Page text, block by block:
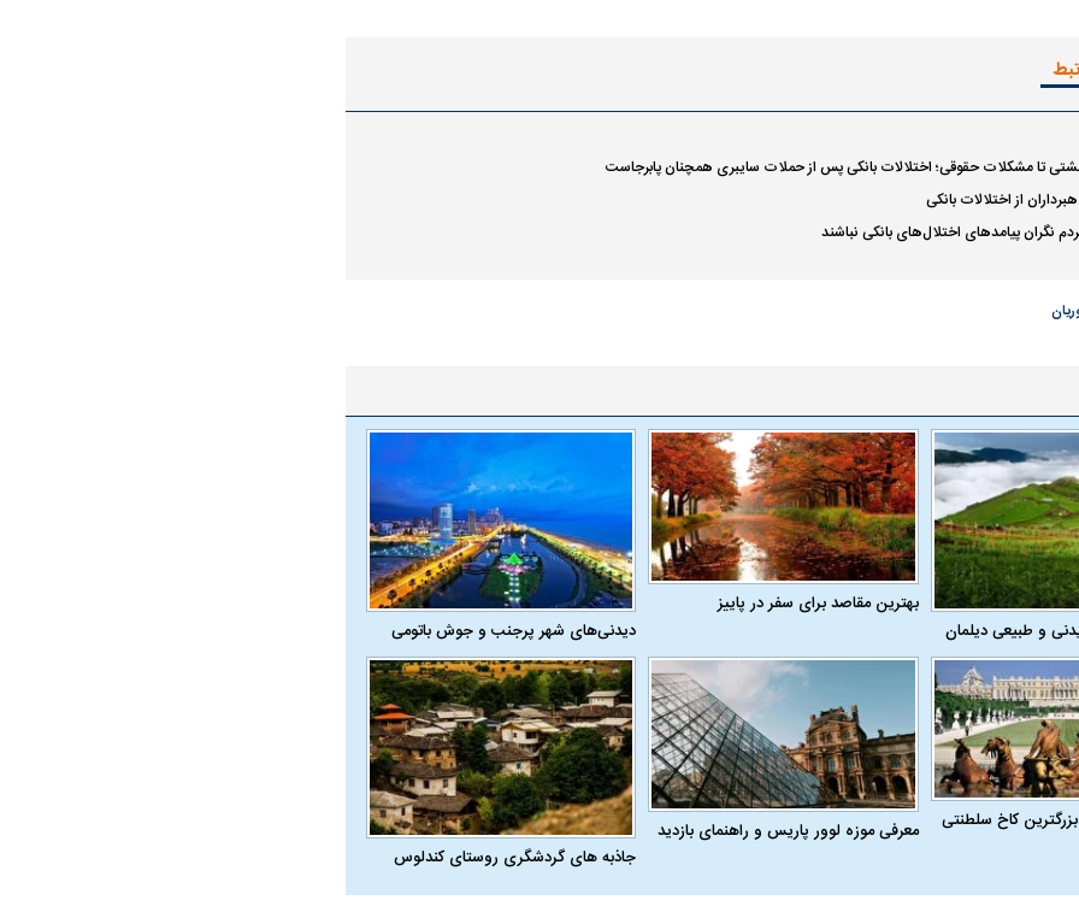
تا مشکلات حقوقی؛ اختلالات بانکی پس از حملات سایبری همچنان پابرجاست
از اختلالات بانکی
نگران پیامد‌های اختلال‌های بانکی نباشند
و طبیعی دیلمان
بهترین مقاصد برای سفر در پاییز
دیدنی‌های شهر پرجنب و جوش باتومی
کاخ سلطنتی
معرفی موزه لوور پاریس و راهنمای بازدید
جاذبه های گردشگری روستای کندلوس
یک سلسله |
شاه در ایران
ریشه‌های عزاداری ماه محرم در فرهنگ
و تاریخ ایران
عزاداری ماه محرم در دوران قاجار چگونه
انجام می‌شد؟
جنگنده اف-۵
ببینید| نظر متفاوت سینا حجازی درباره
گوگوش خبرساز شد